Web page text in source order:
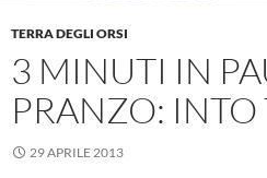
TERRA DEGLI ORSI
3 MINUTI IN
PRANZO:
29 APRILE 2013